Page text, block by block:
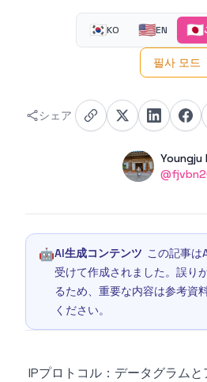
🇰🇷KO 🇺🇸EN 🇯🇵
필사 모드
シェア
Name
Youngju
Twitter
🤖AI生成コンテンツ この記事は
受けて作成されました。誤り
るため、重要な内容は参考資
ください。
IPプロトコル：データグラム